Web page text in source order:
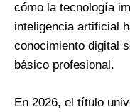
cómo la tecnología
inteligencia artificial
conocimiento digital
básico profesional.
En 2026, el título